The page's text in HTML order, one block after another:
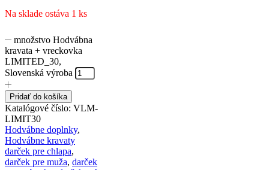
Na sklade ostáva 1 ks
množstvo Hodvábna
kravata + vreckovka
LIMITED_30,
Slovenská výroba
Pridať do košíka
Katalógové číslo: VLM-
LIMIT30
Hodvábne doplnky,
Hodvábne kravaty
darček pre chlapa,
darček pre muža, darček